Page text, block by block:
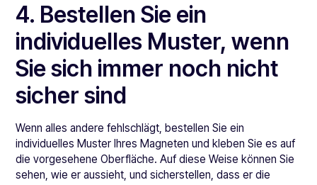
4. Bestellen Sie ein
individuelles Muster, wenn
Sie sich immer noch nicht
sicher sind
Wenn alles andere fehlschlägt, bestellen Sie ein
individuelles Muster Ihres Magneten und kleben Sie es auf
die vorgesehene Oberfläche. Auf diese Weise können Sie
sehen, wie er aussieht, und sicherstellen, dass er die